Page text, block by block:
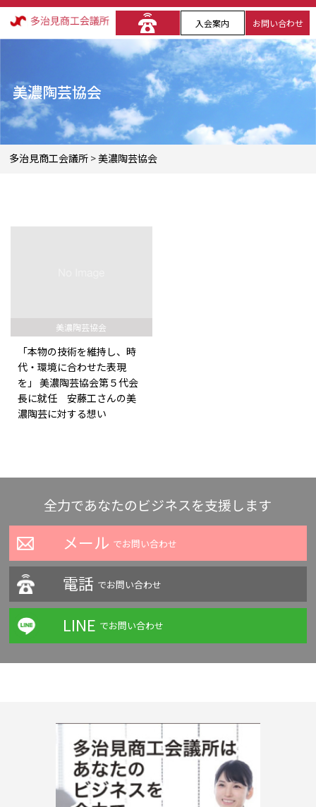
入会案内 お問い合わせ
美濃陶芸協会
多治見商工会議所 >美濃陶芸協会
美濃陶芸協会
「本物の技術を維持し、時
代・環境に合わせた表現
を」 美濃陶芸協会第５代会
長に就任 安藤工さんの美
濃陶芸に対する想い
全力であなたのビジネスを支援します
メール でお問い合わせ
電話 でお問い合わせ
LINE でお問い合わせ